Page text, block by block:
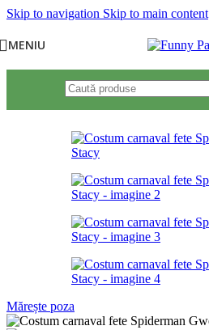
Skip to navigation Skip to main content
MENIU
Mărește poza